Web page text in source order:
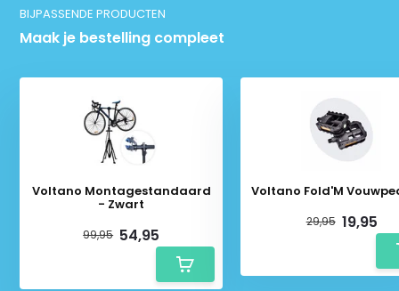
BIJPASSENDE PRODUCTEN
Maak je bestelling compleet
Voltano Montagestandaard
- Zwart
99,95 54,95
Voltano Fold'M
29,95 19,95